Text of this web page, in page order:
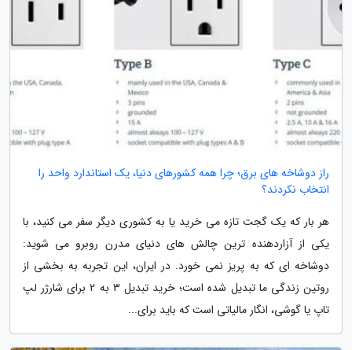
راز دوشاخه های برق؛ چرا همه کشورهای دنیا، یک استاندارد واحد را
انتخاب نکردند؟
هر بار که یک گجت تازه می خرید یا به کشوری دیگر سفر می کنید، با
یکی از آزاردهنده ترین چالش های دنیای مدرن روبرو می شوید:
دوشاخه ای که به پریز نمی خورد. در ایران، این تجربه به بخشی از
روتین زندگی ما تبدیل شده است؛ خرید تبدیل 3 به 2 برای شارژر لپ
تاپ یا گوشی، انگار مالیاتی است که باید برای...